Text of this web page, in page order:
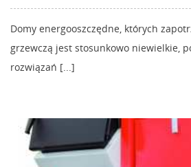
Domy energooszczędne, których
grzewczą jest stosunkowo niewielkie,
rozwiązań [...]